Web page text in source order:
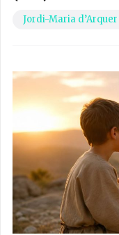
Jordi-Maria d’Arquer